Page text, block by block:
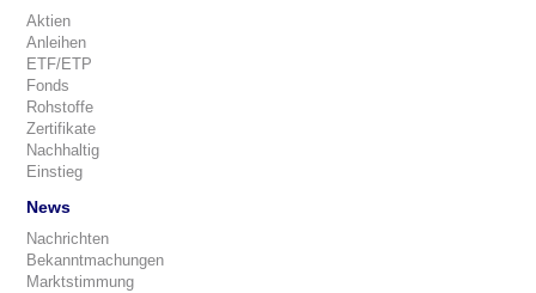
Aktien
Anleihen
ETF/ETP
Fonds
Rohstoffe
Zertifikate
Nachhaltig
Einstieg
News
Nachrichten
Bekanntmachungen
Marktstimmung